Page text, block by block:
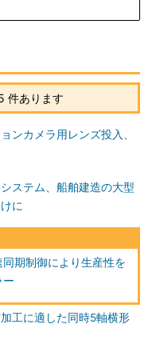
件あります
ンカメラ用レンズ投入、
ステム、船舶建造の大型
に
期制御により生産性を
ー
工に適した同時5軸横形